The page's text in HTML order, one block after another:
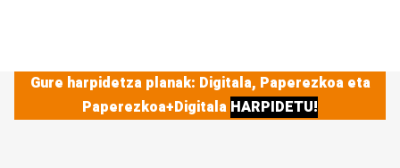
Gure harpidetza planak: Digitala, Paperezkoa eta
Paperezkoa+Digitala HARPIDETU!